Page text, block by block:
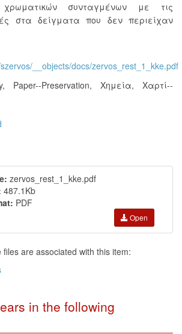
συνταγμένων με τις
στα δείγματα που δεν περιείχαν
__objects/docs/zervos_rest_1_kke.pdf
, Paper--Preservation, Χημεία, Χαρτί--
zervos_rest_1_kke.pdf
487.1Kb
PDF
Open
are associated with this item:
in the following